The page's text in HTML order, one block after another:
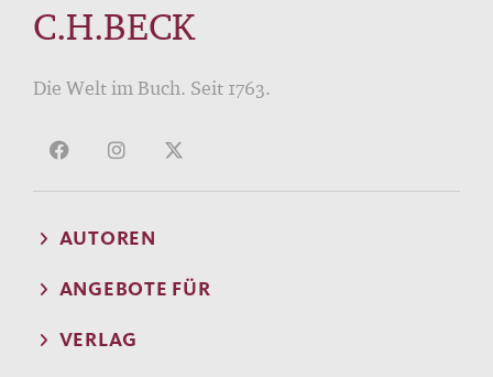
C.H.BECK
Die Welt im Buch. Seit 1763.
AUTOREN
ANGEBOTE FÜR
VERLAG